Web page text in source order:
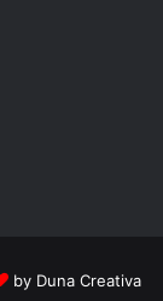
by Duna Creativa